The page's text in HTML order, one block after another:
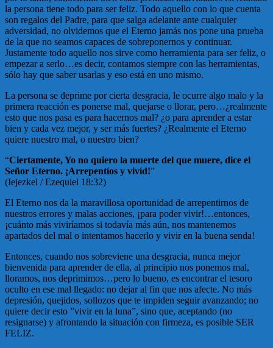
la persona tiene todo para ser feliz. Todo aquello con lo que cuenta
son regalos del Padre, para que salga adelante ante cualquier
adversidad, no olvidemos que el Eterno jamás nos pone una prueba
de la que no seamos capaces de sobreponernos y continuar.
Justamente todo aquello nos sirve como herramienta para ser feliz, o
empezar a serlo…es decir, contamos siempre con las herramientas,
sólo hay que saber usarlas y eso está en uno mismo.
La persona se deprime por cierta desgracia, le ocurre algo malo y la
primera reacción es ponerse mal, quejarse o llorar, pero…¿realmente
esto que nos pasa es para hacernos mal? ¿o para aprender a estar
bien y cada vez mejor, y ser más fuertes? ¿Realmente el Eterno
quiere nuestro mal, o nuestro bien?
“Ciertamente, Yo no quiero la muerte del que muere, dice el
Señor Eterno. ¡Arrepentíos y vivíd!”
(Iejezkel / Ezequiel 18:32)
El Eterno nos da la maravillosa oportunidad de arrepentirnos de
nuestros errores y malas acciones, ¡para poder vivir!…entonces,
¡cuánto más viviríamos si todavía más aún, nos mantenemos
apartados del mal o intentamos hacerlo y vivir en la buena senda!
Entonces, cuando nos sobreviene una desgracia, nunca mejor
bienvenida para aprender de ella, al principio nos ponemos mal,
lloramos, nos deprimimos…pero lo bueno, es encontrar el tesoro
oculto en ese mal llegado: no dejar al fin que nos afecte. No más
depresión, quejidos, sollozos que te impiden seguir avanzando; no
quiere decir esto ”vivir en la luna”, sino que, aceptando (no
resignarse) y afrontando la situación con firmeza, es posible SER
FELIZ.